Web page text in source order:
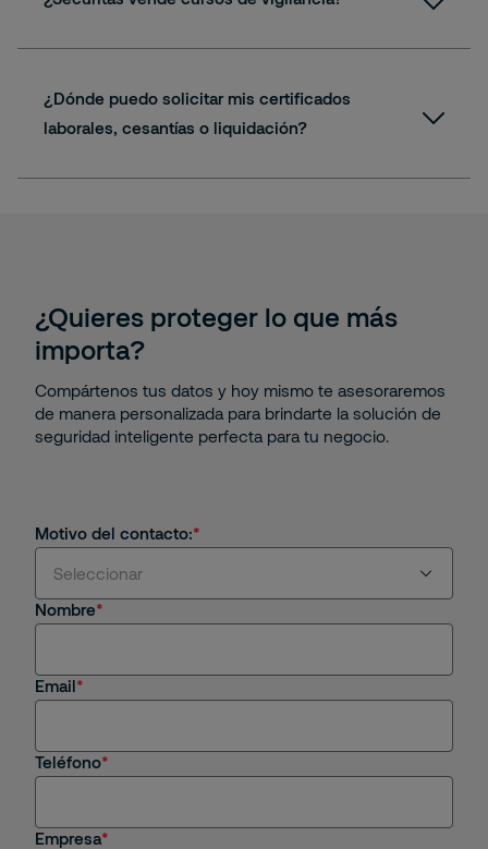
¿Dónde puedo solicitar mis certificados
laborales, cesantías o liquidación?
¿Quieres proteger lo que más
importa?
Compártenos tus datos y hoy mismo te asesoraremos
de manera personalizada para brindarte la solución de
seguridad inteligente perfecta para tu negocio.
Motivo del contacto:
Seleccionar
Soy cliente actual
Estoy interesado en una oportunidad de empleo
Nombre
Email
Teléfono
Empresa